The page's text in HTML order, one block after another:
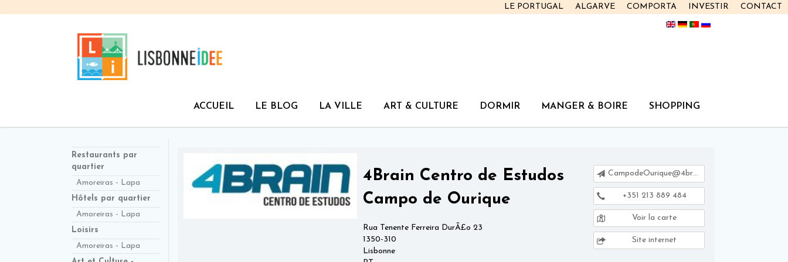
CONTACT
INVESTIR
COMPORTA
ALGARVE
LE PORTUGAL
ACCUEIL LE BLOG LA VILLE ART & CULTURE DORMIR MANGER & BOIRE SHOPPING
Restaurants par
quartier
Amoreiras - Lapa
Hôtels par quartier
Amoreiras - Lapa
Loisirs
Amoreiras - Lapa
4Brain Centro de Estudos
Campo de Ourique
Rua Tenente Ferreira DurÃ£o 23
1350-310
Lisbonne
CampodeOurique@4brain.pt
+351 213 889 484
Voir la carte
Site internet